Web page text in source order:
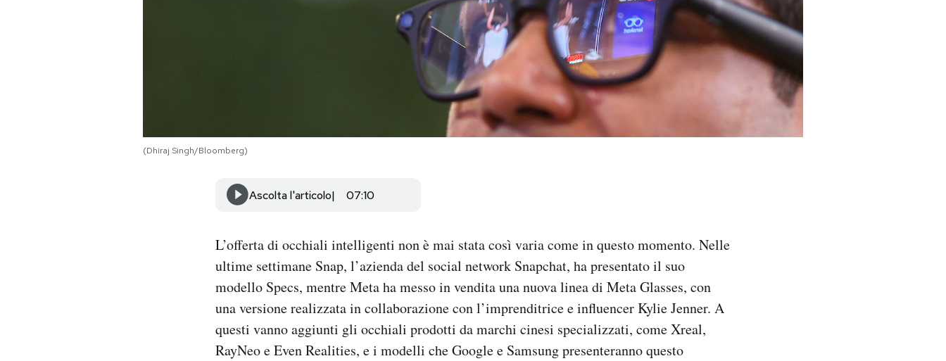
(Dhiraj Singh/Bloomberg)
Ascolta l'articolo 07:10
L’offerta di occhiali intelligenti non è mai stata così varia come in questo momento. Nelle
ultime settimane Snap, l’azienda del social network Snapchat, ha presentato il suo
modello Specs, mentre Meta ha messo in vendita una nuova linea di Meta Glasses, con
una versione realizzata in collaborazione con l’imprenditrice e influencer Kylie Jenner. A
questi vanno aggiunti gli occhiali prodotti da marchi cinesi specializzati, come Xreal,
RayNeo e Even Realities, e i modelli che Google e Samsung presenteranno questo